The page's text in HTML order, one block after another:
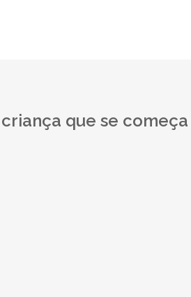
criança que se